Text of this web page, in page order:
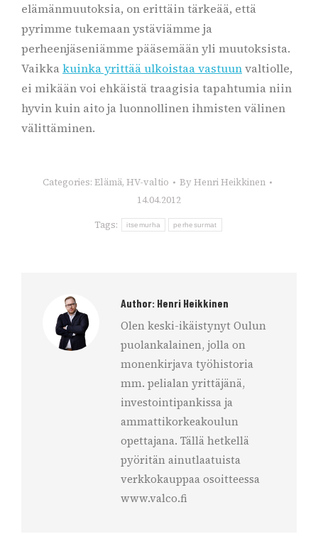
elämänmuutoksia, on erittäin tärkeää, että
pyrimme tukemaan ystäviämme ja
perheenjäseniämme pääsemään yli muutoksista.
Vaikkakuinka yrittää ulkoistaa vastuunvaltiolle,
ei mikään voi ehkäistä traagisia tapahtumia niin
hyvin kuin aito ja luonnollinen ihmisten välinen
välittäminen.
Categories: Elämä, HV-valtio ByHenri Heikkinen
14.04.2012
Tags: itsemurha perhesurmat
Author: Henri Heikkinen
Olen keski-ikäistynyt Oulun
puolankalainen, jolla on
monenkirjava työhistoria
mm. pelialan yrittäjänä,
investointipankissa ja
ammattikorkeakoulun
opettajana. Tällä hetkellä
pyöritän ainutlaatuista
verkkokauppaa osoitteessa
www.valco.fi